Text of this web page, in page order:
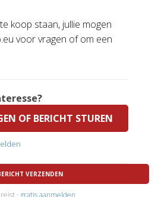
koop staan, jullie mogen
voor vragen of om een
OF BERICHT STUREN
VERZENDEN
· gratis aanmelden